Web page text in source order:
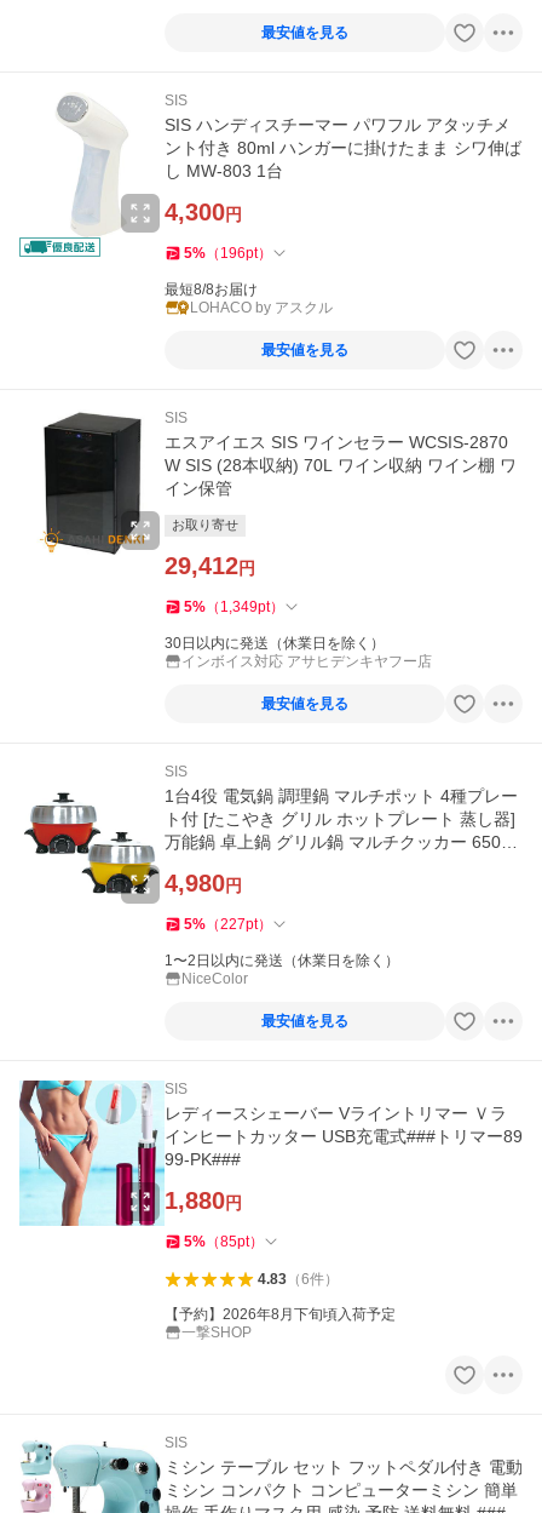
最安値を見る
SIS
SIS ハンディスチーマー パワフル アタッチメ
ント付き 80ml ハンガーに掛けたまま シワ伸ば
し MW-803 1台
4,300円
5% （ 196pt）
最短8/8お届け
LOHACO by アスクル
最安値を見る
SIS
エスアイエス SIS ワインセラー WCSIS-2870
W SIS (28本収納) 70L ワイン収納 ワイン棚 ワ
イン保管
お取り寄せ
29,412円
5% （ 1,349pt）
30日以内に発送（休業日を除く）
インボイス対応 アサヒデンキヤフー店
最安値を見る
SIS
1台4役 電気鍋 調理鍋 マルチポット 4種プレー
ト付 [たこやき グリル ホットプレート 蒸し器]
万能鍋 卓上鍋 グリル鍋 マルチクッカー 650W
4,980円
5% （227pt）
1〜2日以内に発送（休業日を除く）
NiceColor
最安値を見る
SIS
レディースシェーバー Vライントリマー Ｖラ
インヒートカッター USB充電式###トリマー89
99-PK###
1,880円
5% （85pt）
4.83（6件）
【予約】2026年8月下旬頃入荷予定
一撃SHOP
SIS
ミシン テーブル セット フットペダル付き 電動
ミシン コンパクト コンピューターミシン 簡単